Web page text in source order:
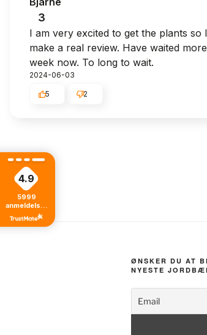
3
I am very excited to get the plants so
make a real review. Have waited
week now. To long to wait.
2024-06-03
5 2
ØNSKER DU AT
NYESTE
4.9
5999
anmeldelser
fra alle tider